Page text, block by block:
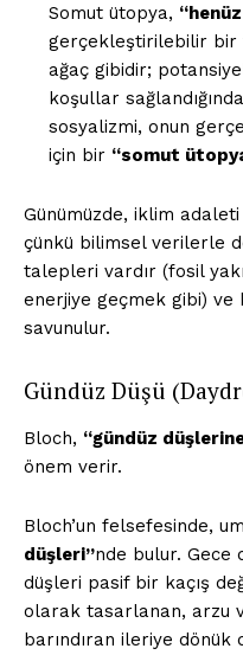
Somut ütopya,
gerçekleştirilebilir bir
ağaç gibidir;
koşullar
sosyalizmi, onun
için bir “somut
Günümüzde, iklim
çünkü bilimsel verilerle
talepleri vardır (fosil
enerjiye geçmek gibi)
savunulur.
Gündüz Düşü
Bloch, “gündüz
önem verir.
Bloch’un felsefesinde,
düşleri”nde bulur. Gece
düşleri pasif bir kaçış
olarak tasarlanan, arzu
barındıran ileriye dönük